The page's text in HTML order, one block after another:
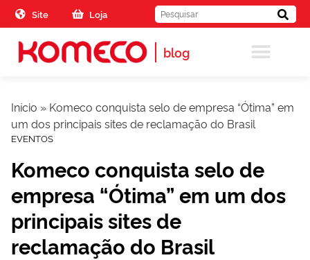
Skip to the content
Site Loja
blog
Início » Komeco conquista selo de empresa “Ótima” em
um dos principais sites de reclamação do Brasil
EVENTOS
Komeco conquista selo de
empresa “Ótima” em um dos
principais sites de
reclamação do Brasil